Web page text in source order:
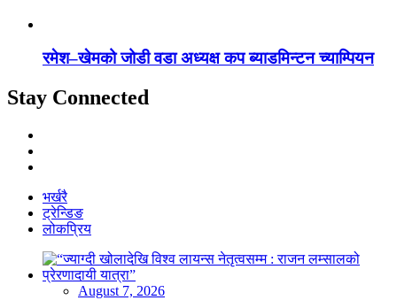
रमेश–खेमको जोडी वडा अध्यक्ष कप ब्याडमिन्टन च्याम्पियन
Stay Connected
भर्खरै
ट्रेन्डिङ
लोकप्रिय
August 7, 2026